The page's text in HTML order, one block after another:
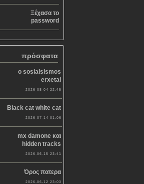
Ξέχασα το
password
πρόσφατα
o sosialsismos
erxetai
2026-08-04 22:45
Black cat white cat
2026-07-14 01:06
mx damone και
hidden tracks
2026-06-15 23:41
Όρος πατερα
2026-06-12 23:03